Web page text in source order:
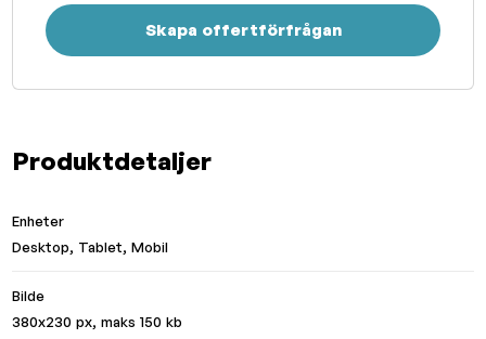
Produktdetaljer
Enheter
Desktop, Tablet, Mobil
Bilde
380x230 px, maks 150 kb
Skapa offertförfrågan